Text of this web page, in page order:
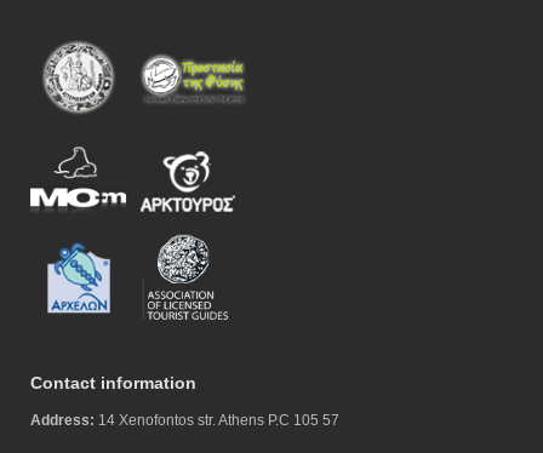
Contact information
Address: 14 Xenofontos str. Athens P.C 105 57